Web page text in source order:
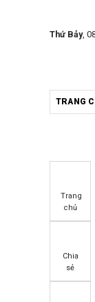
Thứ Bảy,
TRANG
Trang
chủ
Chia
sẻ